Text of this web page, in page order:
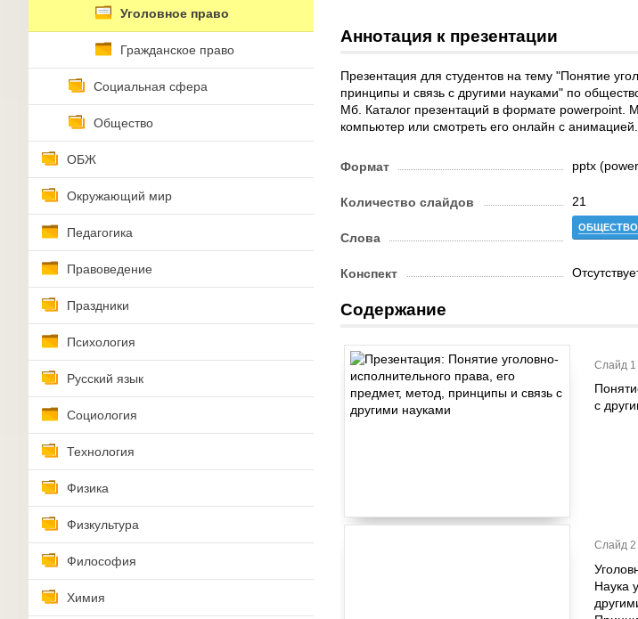
Уголовное право
Гражданское право
Социальная сфера
Общество
ОБЖ
Окружающий мир
Педагогика
Правоведение
Праздники
Психология
Русский язык
Социология
Технология
Физика
Физкультура
Философия
Химия
Аннотация к презентации
Презентация для студентов на тему "Понятие
принципы и связь с другими науками" по
Мб. Каталог презентаций в формате powerpoint.
компьютер или смотреть его онлайн с анимацией.
Формат pptx
Количество слайдов 21
Слова
Конспект
Содержание
Слайд 1
с
Слайд 2
Наука